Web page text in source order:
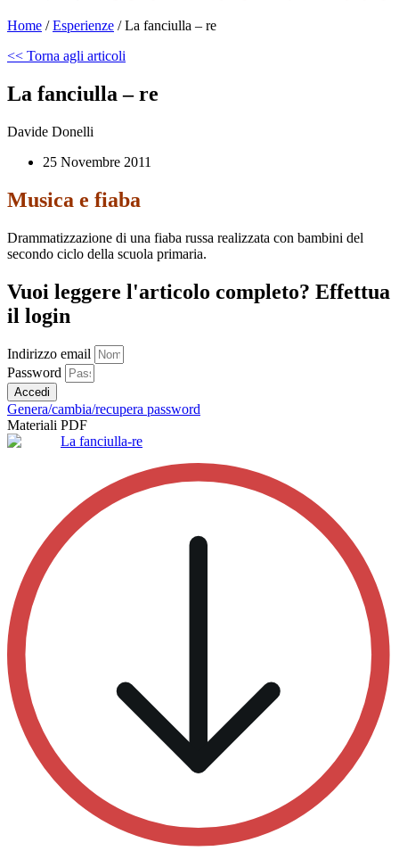
Home /Esperienze /La fanciulla – re
<< Torna agli articoli
La fanciulla – re
Davide Donelli
25 Novembre 2011
Musica e fiaba
Drammatizzazione di una fiaba russa realizzata con bambini del
secondo ciclo della scuola primaria.
Vuoi leggere l'articolo completo? Effettua
il login
Indirizzo email
Password
Accedi
Genera/cambia/recupera password
Materiali PDF
La fanciulla-re